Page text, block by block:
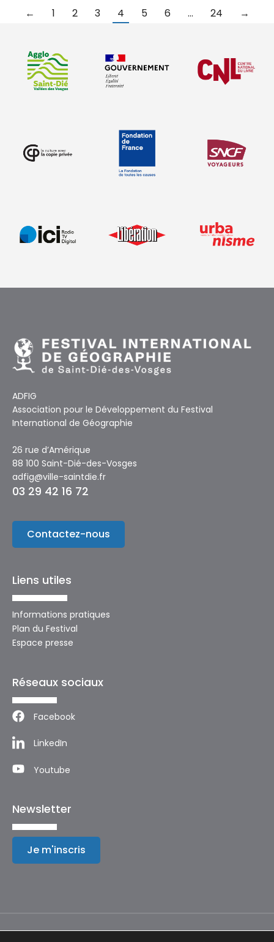
← 1 2 3 4 5 6 … 24 →
ADFIG
Association pour le Développement du Festival
International de Géographie
26 rue d’Amérique
88 100 Saint-Dié-des-Vosges
adfig@ville-saintdie.fr
03 29 42 16 72
Contactez-nous
Liens utiles
Informations pratiques
Plan du Festival
Espace presse
Réseaux sociaux
Facebook
LinkedIn
Youtube
Newsletter
Je m'inscris